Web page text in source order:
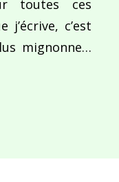
toutes ces
j’écrive, c’est
mignonne…